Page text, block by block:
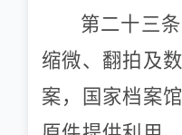
第二十三
缩微、翻拍及
案，国家档案